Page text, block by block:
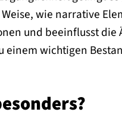
wie narrative
und beeinflusst die
einem wichtigen